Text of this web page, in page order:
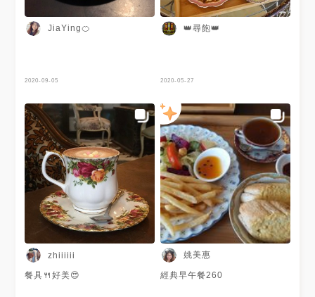
JiaYing🍊
2020-09-05
👑尋飽👑
2020-05-27
zhiiiiii
餐具🍴好美😍
姚美惠
經典早午餐260